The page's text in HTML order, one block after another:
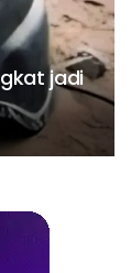
jadi